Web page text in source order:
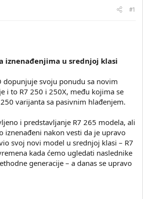
#1
iznenađenjima u srednjoj klasi
dopunjuje svoju ponudu sa novim
i to R7 250 i 250X, među kojima se
varijanta sa pasivnim hlađenjem.
i predstavljanje R7 265 modela, ali
iznenađeni nakon vesti da je upravo
svoj novi model u srednjoj klasi – R7
kada ćemo ugledati naslednike
generacije – a danas se upravo